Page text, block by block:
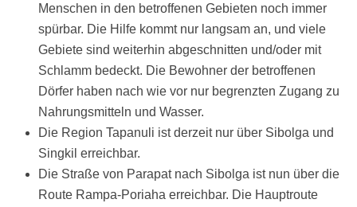
Menschen in den betroffenen Gebieten noch immer
spürbar. Die Hilfe kommt nur langsam an, und viele
Gebiete sind weiterhin abgeschnitten und/oder mit
Schlamm bedeckt. Die Bewohner der betroffenen
Dörfer haben nach wie vor nur begrenzten Zugang zu
Nahrungsmitteln und Wasser.
Die Region Tapanuli ist derzeit nur über Sibolga und
Singkil erreichbar.
Die Straße von Parapat nach Sibolga ist nun über die
Route Rampa-Poriaha erreichbar. Die Hauptroute